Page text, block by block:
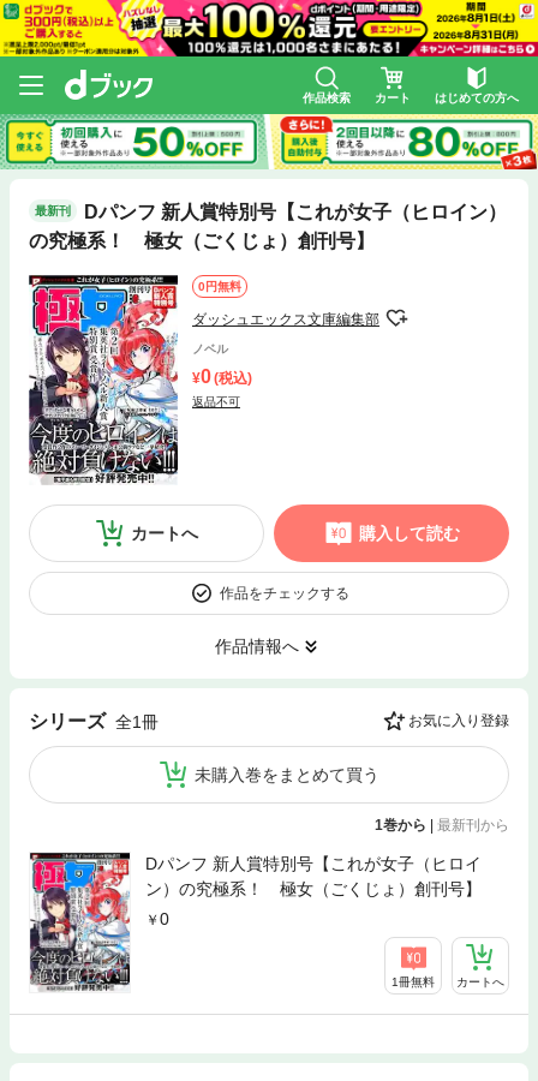
作品検索 カート はじめての方へ
最新刊
Dパンフ 新人賞特別号【これが女子（ヒロイン）
の究極系！ 極女（ごくじょ）創刊号】
0円無料
ダッシュエックス文庫編集部
ノベル
0(税込)
返品不可
カートへ 購入して読む
作品をチェックする
作品情報へ
シリーズ 全1冊 お気に入り登録
未購入巻をまとめて買う
1巻から | 最新刊から
Dパンフ 新人賞特別号【これが女子（ヒロイ
ン）の究極系！ 極女（ごくじょ）創刊号】
0
1冊無料 カートへ